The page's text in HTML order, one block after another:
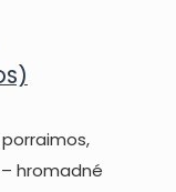
hromadné